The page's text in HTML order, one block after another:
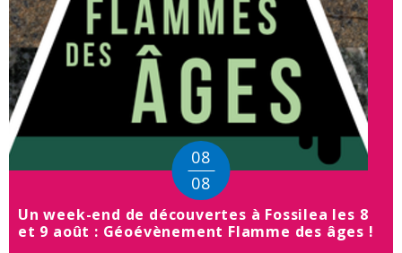
Un week-end de découvertes à Fossilea les 8
et 9 août : Géoévènement Flamme des âges !
08
08